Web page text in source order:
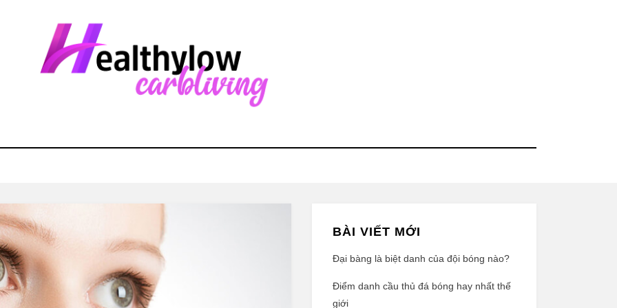
BÀI VIẾT MỚI
Đại bàng là biệt danh của đội bóng nào?
Điểm danh cầu thủ đá bóng hay nhất thế
giới